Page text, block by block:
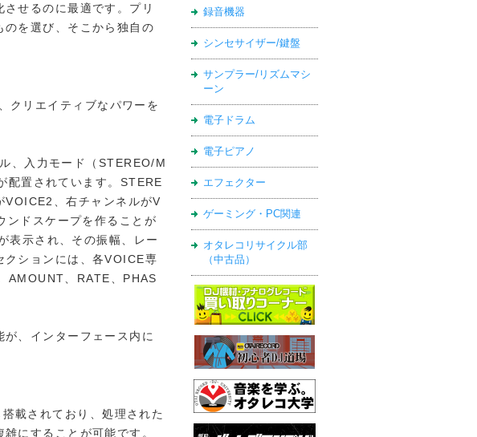
録音機器
シンセサイザー/鍵盤
サンプラー/リズムマシ
ーン
電子ドラム
電子ピアノ
エフェクター
ゲーミング・PC関連
オタレコリサイクル部
（中古品）
せるのに最適です。プリ
を選び、そこから独自の
クリエイティブなパワーを
、入力モード（STEREO/M
配置されています。STERE
、右チャンネルがV
ンドスケープを作ることが
表示され、その振幅、レー
クションには、各VOICE専
AMOUNT、RATE、PHAS
、インターフェース内に
載されており、処理された
にすることが可能です。